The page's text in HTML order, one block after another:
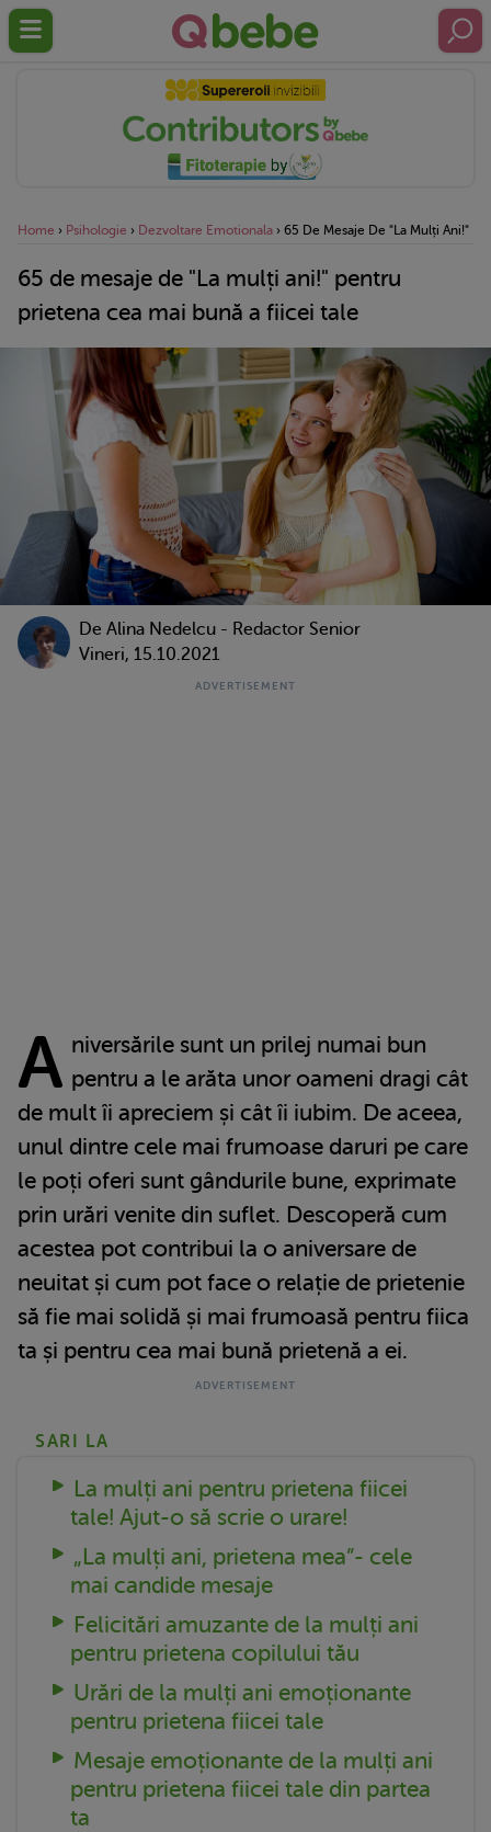
Home › Psihologie › Dezvoltare Emotionala › 65 De Mesaje De "La Mulți Ani!"
65 de mesaje de "La mulți ani!" pentru
prietena cea mai bună a fiicei tale
De Alina Nedelcu - Redactor Senior
Vineri, 15.10.2021
A niversările sunt un prilej numai bun
pentru a le arăta unor oameni dragi cât
de mult îi apreciem și cât îi iubim. De aceea,
unul dintre cele mai frumoase daruri pe care
le poți oferi sunt gândurile bune, exprimate
prin urări venite din suflet. Descoperă cum
acestea pot contribui la o aniversare de
neuitat și cum pot face o relație de prietenie
să fie mai solidă și mai frumoasă pentru fiica
ta și pentru cea mai bună prietenă a ei.
SARI LA
La mulți ani pentru prietena fiicei
tale! Ajut-o să scrie o urare!
„La mulți ani, prietena mea”- cele
mai candide mesaje
Felicitări amuzante de la mulți ani
pentru prietena copilului tău
Urări de la mulți ani emoționante
pentru prietena fiicei tale
Mesaje emoționante de la mulți ani
pentru prietena fiicei tale din partea
ta